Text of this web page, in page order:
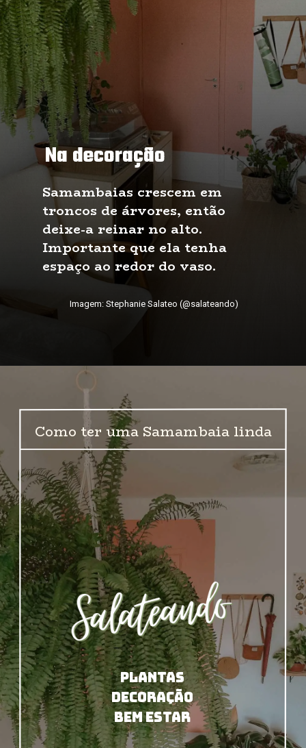
Na decoração
Samambaias crescem em
troncos de árvores, então
deixe-a reinar no alto.
Importante que ela tenha
espaço ao redor do vaso.
Imagem: Stephanie Salateo (@salateando)
Como ter uma Samambaia linda
PLANTAS
DECORAÇÃO
BEM ESTAR